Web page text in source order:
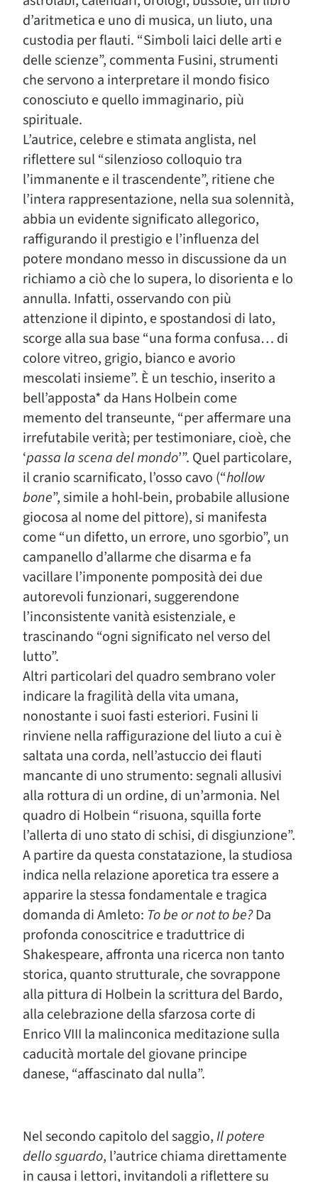
d’aritmetica e uno di musica, un liuto, una
custodia per flauti. “Simboli laici delle arti e
delle scienze”, commenta Fusini, strumenti
che servono a interpretare il mondo fisico
conosciuto e quello immaginario, più
spirituale.
L’autrice, celebre e stimata anglista, nel
riflettere sul “silenzioso colloquio tra
l’immanente e il trascendente”, ritiene che
l’intera rappresentazione, nella sua solennità,
abbia un evidente significato allegorico,
raffigurando il prestigio e l’influenza del
potere mondano messo in discussione da un
richiamo a ciò che lo supera, lo disorienta e lo
annulla. Infatti, osservando con più
attenzione il dipinto, e spostandosi di lato,
scorge alla sua base “una forma confusa… di
colore vitreo, grigio, bianco e avorio
mescolati insieme”. È un teschio, inserito a
bell’apposta* da Hans Holbein come
memento del transeunte, “per affermare una
irrefutabile verità; per testimoniare, cioè, che
‘passa la scena del mondo’”. Quel particolare,
il cranio scarnificato, l’osso cavo (“hollow
bone”, simile a hohl-bein, probabile allusione
giocosa al nome del pittore), si manifesta
come “un difetto, un errore, uno sgorbio”, un
campanello d’allarme che disarma e fa
vacillare l’imponente pomposità dei due
autorevoli funzionari, suggerendone
l’inconsistente vanità esistenziale, e
trascinando “ogni significato nel verso del
lutto”.
Altri particolari del quadro sembrano voler
indicare la fragilità della vita umana,
nonostante i suoi fasti esteriori. Fusini li
rinviene nella raffigurazione del liuto a cui è
saltata una corda, nell’astuccio dei flauti
mancante di uno strumento: segnali allusivi
alla rottura di un ordine, di un’armonia. Nel
quadro di Holbein “risuona, squilla forte
l’allerta di uno stato di schisi, di disgiunzione”.
A partire da questa constatazione, la studiosa
indica nella relazione aporetica tra essere a
apparire la stessa fondamentale e tragica
domanda di Amleto: To be or not to be?Da
profonda conoscitrice e traduttrice di
Shakespeare, affronta una ricerca non tanto
storica, quanto strutturale, che sovrappone
alla pittura di Holbein la scrittura del Bardo,
alla celebrazione della sfarzosa corte di
Enrico VIII la malinconica meditazione sulla
caducità mortale del giovane principe
danese, “affascinato dal nulla”.
Nel secondo capitolo del saggio,Il potere
dello sguardo, l’autrice chiama direttamente
in causa i lettori, invitandoli a riflettere su